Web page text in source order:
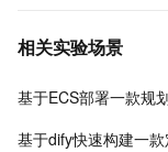
DSW云原生交互式建
征、万亿样本规模加
工程效率。
相关实验场景
基于ECS部署一款规
基于dify快速构建一